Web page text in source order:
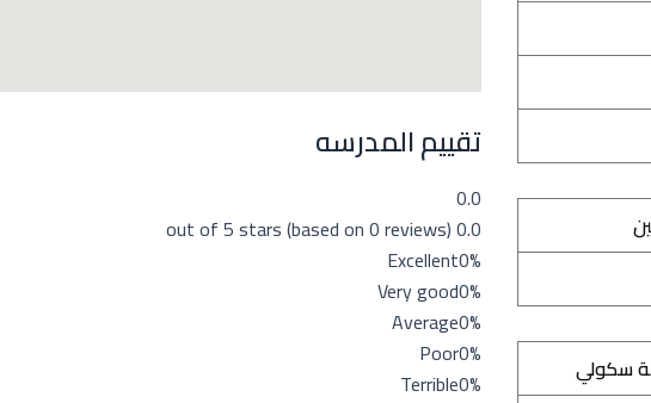
سكولي
تقييم المدرسه
0.0
0.0 out of 5 stars (based on 0 reviews)
Excellent0%
Very good0%
Average0%
Poor0%
Terrible0%